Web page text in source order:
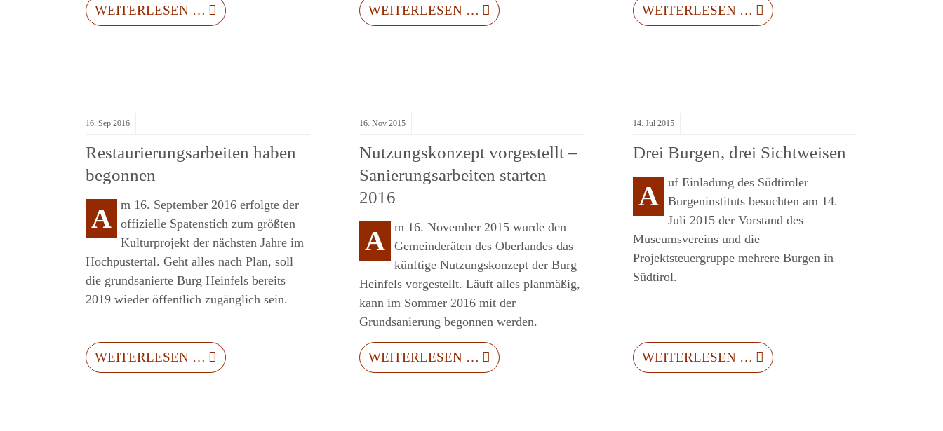
WEITERLESEN … WEITERLESEN … WEITERLESEN …
16. Sep 2016
Restaurierungsarbeiten haben
begonnen
A
m 16. September 2016 erfolgte der
offizielle Spatenstich zum größten
Kulturprojekt der nächsten Jahre im
Hochpustertal. Geht alles nach Plan, soll
die grundsanierte Burg Heinfels bereits
2019 wieder öffentlich zugänglich sein.
WEITERLESEN …
16. Nov 2015
Nutzungskonzept vorgestellt –
Sanierungsarbeiten starten
2016
A
m 16. November 2015 wurde den
Gemeinderäten des Oberlandes das
künftige Nutzungskonzept der Burg
Heinfels vorgestellt. Läuft alles planmäßig,
kann im Sommer 2016 mit der
Grundsanierung begonnen werden.
WEITERLESEN …
14. Jul 2015
Drei Burgen, drei Sichtweisen
A
uf Einladung des Südtiroler
Burgeninstituts besuchten am 14.
Juli 2015 der Vorstand des
Museumsvereins und die
Projektsteuergruppe mehrere Burgen in
Südtirol.
WEITERLESEN …